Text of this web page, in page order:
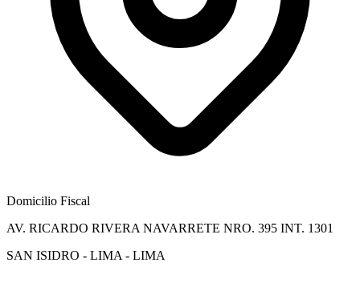
Domicilio Fiscal
AV. RICARDO RIVERA NAVARRETE NRO. 395 INT. 1301
SAN ISIDRO - LIMA - LIMA